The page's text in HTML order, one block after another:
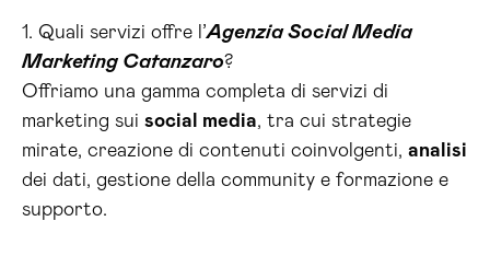
1. Quali servizi offre l’Agenzia Social Media
Marketing Catanzaro?
Offriamo una gamma completa di servizi di
marketing sui social media, tra cui strategie
mirate, creazione di contenuti coinvolgenti, analisi
dei dati, gestione della community e formazione e
supporto.